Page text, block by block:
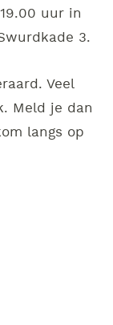
uur in
3.
Veel
Meld je dan
langs op